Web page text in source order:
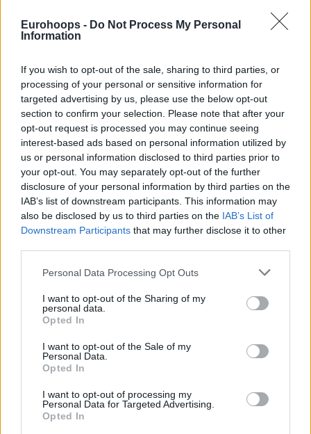
Eurohoops - Do Not Process My Personal
Information
If you wish to opt-out of the sale, sharing to third parties, or
processing of your personal or sensitive information for
targeted advertising by us, please use the below opt-out
section to confirm your selection. Please note that after your
opt-out request is processed you may continue seeing
interest-based ads based on personal information utilized by
us or personal information disclosed to third parties prior to
your opt-out. You may separately opt-out of the further
disclosure of your personal information by third parties on the
IAB’s list of downstream participants. This information may
also be disclosed by us to third parties on the IAB’s List of
Downstream Participants that may further disclose it to other
Please note that this website/app uses one or more Google
not limited to your visit or usage behaviour. You may click to
grant or deny consent to Google and its third-party tags to
use your data for below specified purposes in below Google
consent section.
Personal Data Processing Opt Outs
I want to opt-out of the Sharing of my
personal data.
Opted In
I want to opt-out of the Sale of my
Personal Data.
Opted In
I want to opt-out of processing my
Personal Data for Targeted Advertising.
Opted In